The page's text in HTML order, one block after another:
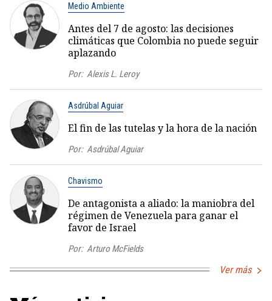
Medio Ambiente
Antes del 7 de agosto: las decisiones
climáticas que Colombia no puede seguir
aplazando
Por: Alexis L. Leroy
Asdrúbal Aguiar
El fin de las tutelas y la hora de la nación
Por: Asdrúbal Aguiar
Chavismo
De antagonista a aliado: la maniobra del
régimen de Venezuela para ganar el
favor de Israel
Por: Arturo McFields
Ver más